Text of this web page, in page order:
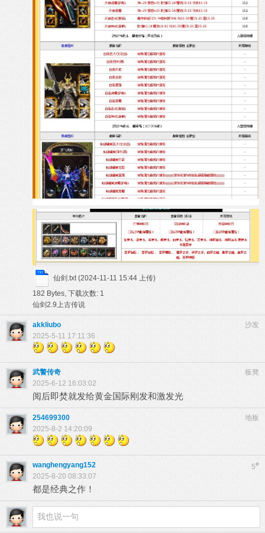
仙剑.txt (2024-11-11 15:44 上传)
182 Bytes, 下载次数: 1
仙剑2.9上古传说
沙发
akkliubo
2025-5-11 17:11:36
板凳
武警传奇
2025-6-12 16:03:02
阅后即焚就发给黄金国际刚发和激发光
地板
254699300
2025-8-2 14:20:09
5#
wanghengyang152
2025-8-20 08:33:07
都是经典之作！